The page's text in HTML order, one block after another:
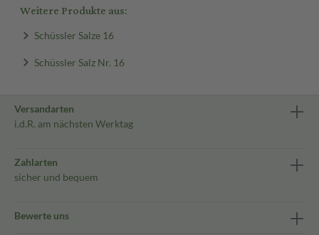
Weitere Produkte aus:
Schüssler Salze 16
Schüssler Salz Nr. 16
Versandarten
i.d.R. am nächsten Werktag
Zahlarten
sicher und bequem
Bewerte uns